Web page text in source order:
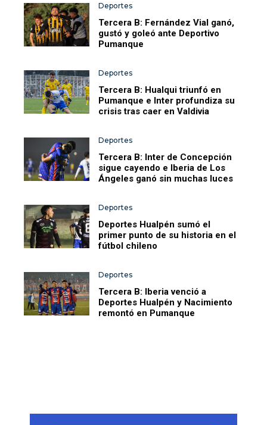
Deportes
Tercera B: Fernández Vial ganó,
gustó y goleó ante Deportivo
Pumanque
Deportes
Tercera B: Hualqui triunfó en
Pumanque e Inter profundiza su
crisis tras caer en Valdivia
Deportes
Tercera B: Inter de Concepción
sigue cayendo e Iberia de Los
Ángeles ganó sin muchas luces
Deportes
Deportes Hualpén sumó el
primer punto de su historia en el
fútbol chileno
Deportes
Tercera B: Iberia venció a
Deportes Hualpén y Nacimiento
remontó en Pumanque